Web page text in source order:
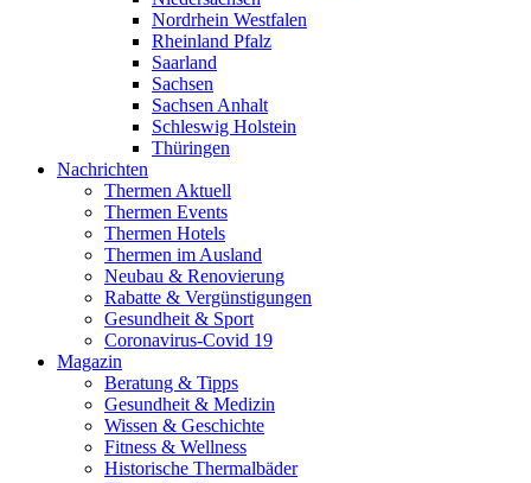
Nordrhein Westfalen
Rheinland Pfalz
Saarland
Sachsen
Sachsen Anhalt
Schleswig Holstein
Thüringen
Nachrichten
Thermen Aktuell
Thermen Events
Thermen Hotels
Thermen im Ausland
Neubau & Renovierung
Rabatte & Vergünstigungen
Gesundheit & Sport
Coronavirus-Covid 19
Magazin
Beratung & Tipps
Gesundheit & Medizin
Wissen & Geschichte
Fitness & Wellness
Historische Thermalbäder